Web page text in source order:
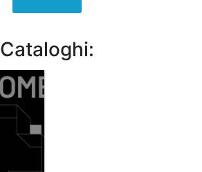
Cataloghi: